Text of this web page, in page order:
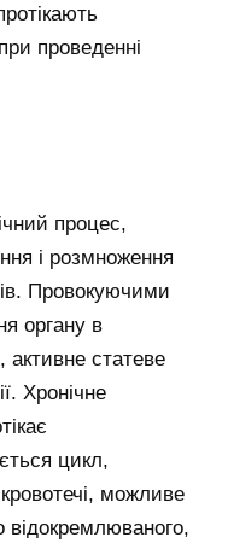
проведенні
процес,
і розмноження
Провокуючими
органу в
активне статеве
Хронічне
цикл,
можливе
відокремлюваного,